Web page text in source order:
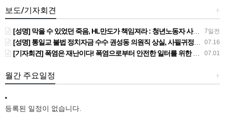
+
보도/기자회견
7일전
[성명] 막을 수 있었던 죽음, HL만도가 책임져라 : 청년노동자 사망사고의 철저한 진상규명과 재발방지 대책 마련하라
07.16
[성명] 통일교 불법 정치자금 수수 권성동 의원직 상실, 사필귀정이다
07.01
[기자회견] 폭염은 재난이다! 폭염으로부터 안전한 일터를 위한 민주노총 강원지역본부 폭염감시단 선포 기자회견
+
월간 주요일정
등록된 일정이 없습니다.